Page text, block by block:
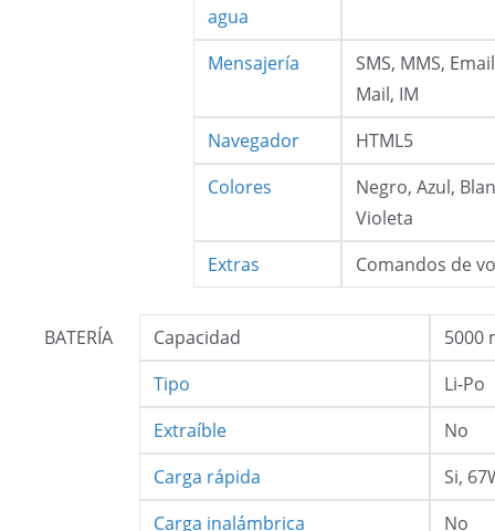
agua
Mensajería
SMS, MMS,
Mail, IM
Navegador
HTML5
Colores
Negro, Azul,
Violeta
Extras
Comandos de
BATERÍA Capacidad
5000
Tipo
Li-Po
Extraíble
No
Carga rápida
Si,
Carga inalámbrica
No